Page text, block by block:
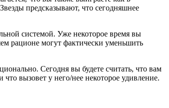
предсказывают, что сегодняшнее
системой. Уже некоторое время вы
рационе могут фактически уменьшить
Сегодня вы будете считать, что вам
вызовет у него/нее некоторое удивление.